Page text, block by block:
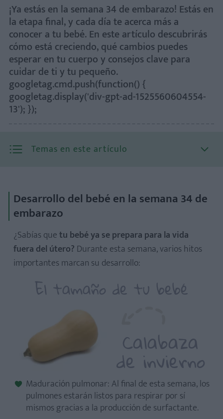
¡Ya estás en la semana 34 de embarazo! Estás en
la etapa final, y cada día te acerca más a
conocer a tu bebé. En este artículo descubrirás
cómo está creciendo, qué cambios puedes
esperar en tu cuerpo y consejos clave para
cuidar de ti y tu pequeño.
googletag.cmd.push(function() {
googletag.display('div-gpt-ad-1525560604554-
13'); });
Temas en este artículo
¿Cuánto mide y pesa el bebé a las 34 semanas?
Desarrollo del bebé en la semana 34 de
embarazo
¿Sabías quetu bebé ya se prepara para la vida
fuera del útero? Durante esta semana, varios hitos
importantes marcan su desarrollo:
El tamaño de tu bebé
Calabaza
de invierno
Maduración pulmonar: Al final de esta semana, los
pulmones estarán listos para respirar por sí
mismos gracias a la producción de surfactante.